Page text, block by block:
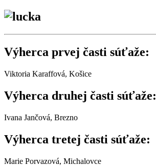
Výherca prvej časti súťaže:
Viktoria Karaffová, Košice
Výherca druhej časti súťaže:
Ivana Jančová, Brezno
Výherca tretej časti súťaže:
Marie Porvazová, Michalovce